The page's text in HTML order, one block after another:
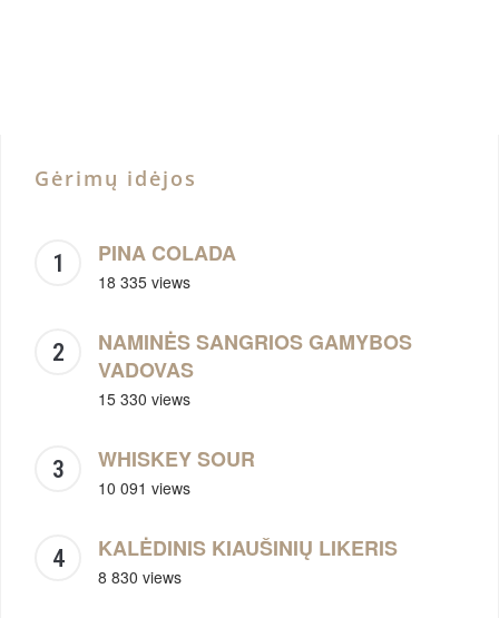
Gėrimų idėjos
PINA COLADA
18 335 views
NAMINĖS SANGRIOS GAMYBOS
VADOVAS
15 330 views
WHISKEY SOUR
10 091 views
KALĖDINIS KIAUŠINIŲ LIKERIS
8 830 views